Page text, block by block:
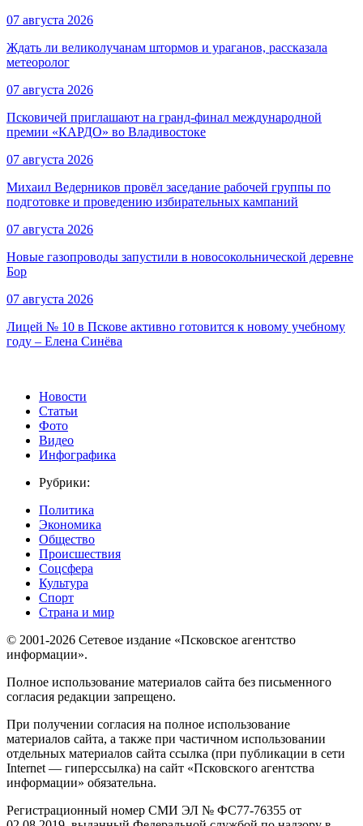
07 августа 2026
Ждать ли великолучанам штормов и ураганов, рассказала
метеоролог
07 августа 2026
Псковичей приглашают на гранд‑финал международной
премии «КАРДО» во Владивостоке
07 августа 2026
Михаил Ведерников провёл заседание рабочей группы по
подготовке и проведению избирательных кампаний
07 августа 2026
Новые газопроводы запустили в новосокольнической деревне
Бор
07 августа 2026
Лицей № 10 в Пскове активно готовится к новому учебному
году – Елена Синёва
Новости
Статьи
Фото
Видео
Инфографика
Рубрики:
Политика
Экономика
Общество
Происшествия
Соцсфера
Культура
Спорт
Страна и мир
© 2001-2026 Сетевое издание «Псковское агентство
информации».
Полное использование материалов сайта без письменного
согласия редакции запрещено.
При получении согласия на полное использование
материалов сайта, а также при частичном использовании
отдельных материалов сайта ссылка (при публикации в сети
Internet — гиперссылка) на сайт «Псковского агентства
информации» обязательна.
Регистрационный номер СМИ ЭЛ № ФС77-76355 от